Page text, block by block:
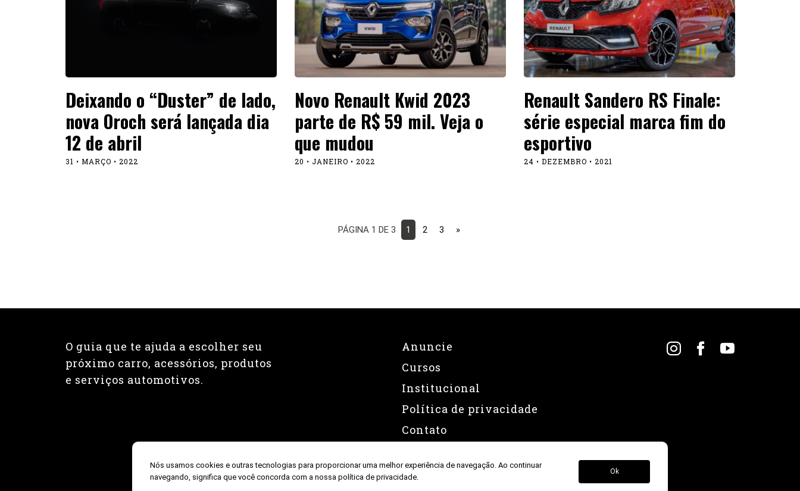
Deixando o “Duster” de lado,
nova Oroch será lançada dia
12 de abril
31 • MARÇO • 2022
Novo Renault Kwid 2023
parte de R$ 59 mil. Veja o
que mudou
20 • JANEIRO • 2022
Renault Sandero RS Finale:
série especial marca fim do
esportivo
24 • DEZEMBRO • 2021
PÁGINA 1 DE 3 1 2 3 »
O guia que te ajuda a escolher seu
próximo carro, acessórios, produtos
e serviços automotivos.
Anuncie
Cursos
Institucional
Política de privacidade
Contato
© 2026 Revista Fullpower
Nós usamos cookies e outras tecnologias para proporcionar uma melhor experiência de navegação. Ao continuar
navegando, significa que você concorda com a nossa política de privacidade.
Ok